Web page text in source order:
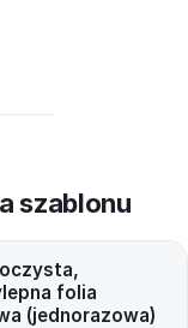
szablonu
folia
(jednorazowa)